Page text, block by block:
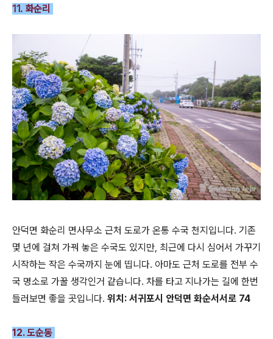
11. 화순리
안덕면 화순리 면사무소 근처 도로가 온통 수국 천지입니다. 기존
몇 년에 걸쳐 가꿔 놓은 수국도 있지만, 최근에 다시 심어서 가꾸기
시작하는 작은 수국까지 눈에 띱니다. 아마도 근처 도로를 전부 수
국 명소로 가꿀 생각인거 같습니다. 차를 타고 지나가는 길에 한번
들러보면 좋을 곳입니다. 위치: 서귀포시 안덕면 화순서서로 74
12. 도순동